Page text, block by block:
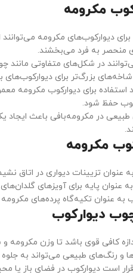
مکرومه
دیوارکوب‌های مکرومه
منحصر به فرد می‌بخشند.
در شکل‌های متفاوتی مانند
بزرگ‌تر برای دیوارکوب‌های
برای دیوارکوب مکرومه
حفظ شود.
طبیعی در مکرومه‌بافی باعث
مکرومه
عنوان تزیینات دیواری در اتاق
عنوان پایه برای آویزهای
به عنوان تکیه‌گاه پرده‌های
دیوارکوب
کافی قوی باشد تا وزن مکرومه و
و رنگ‌های طبیعی می‌تواند به جلوه
قرار است دیوارکوب در فضای باز